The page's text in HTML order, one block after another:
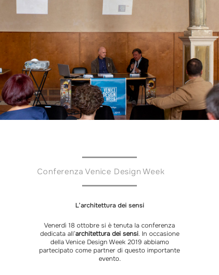
Conferenza Venice Design Week
L’architettura dei sensi
Venerdì 18 ottobre si è tenuta la conferenza
dedicata all’architettura dei sensi. In occasione
dellaVenice Design Week 2019abbiamo
partecipato come partner di questo importante
evento.